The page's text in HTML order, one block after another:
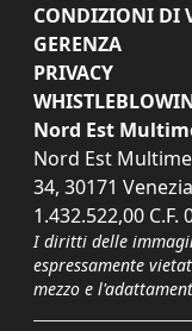
CONDIZIONI DI
GERENZA
PRIVACY
Nord Est
Nord Est
34, 30171
1.432.522,00 C.F.
I diritti delle
espressamente
mezzo e